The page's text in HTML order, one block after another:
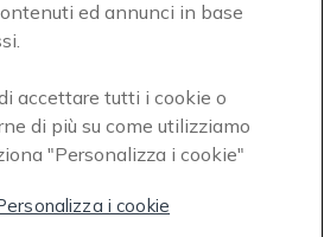
del gruppo INCEPT
ed annunci in base
accettare tutti i cookie o
di più su come utilizziamo
"Personalizza i cookie"
i cookie